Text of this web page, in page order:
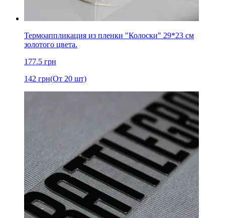
Термоаппликация из пленки "Колоски" 29*23 см
золотого цвета.
177.5 грн
142 грн(От 20 шт)